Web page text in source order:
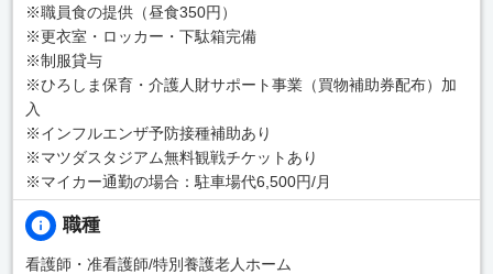
※職員食の提供（昼食350円）
※更衣室・ロッカー・下駄箱完備
※制服貸与
※ひろしま保育・介護人財サポート事業（買物補助券配布）加
入
※インフルエンザ予防接種補助あり
※マツダスタジアム無料観戦チケットあり
※マイカー通勤の場合：駐車場代6,500円/月
職種
看護師・准看護師/特別養護老人ホーム